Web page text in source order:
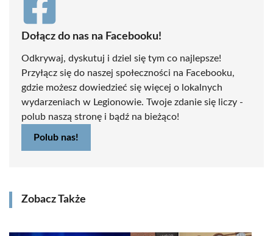
Dołącz do nas na Facebooku!
Odkrywaj, dyskutuj i dziel się tym co najlepsze!
Przyłącz się do naszej społeczności na Facebooku,
gdzie możesz dowiedzieć się więcej o lokalnych
wydarzeniach w Legionowie. Twoje zdanie się liczy -
polub naszą stronę i bądź na bieżąco!
Polub nas!
Zobacz Także